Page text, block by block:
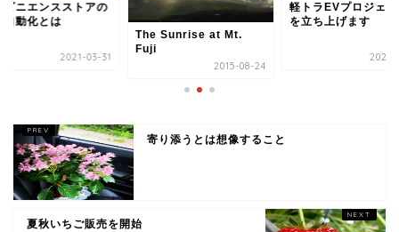
ビニエンスストアの
自動化とは
2021-03-31
The Sunrise at Mt.
Fuji
2015-08-24
軽トラEVプロジェ
を立ち上げます
2025-
寄り添うとは想像すること
夏秋いちご販売を開始